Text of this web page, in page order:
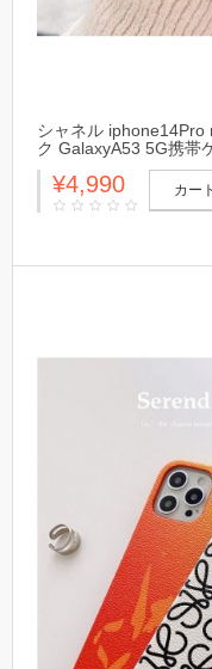
シャネル iphone14Pro
ク GalaxyA53 5G携帯
アイフォン13プロ マ
¥4,990 カー